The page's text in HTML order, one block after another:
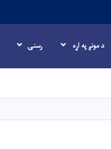
د مونږ په اړه رسنۍ